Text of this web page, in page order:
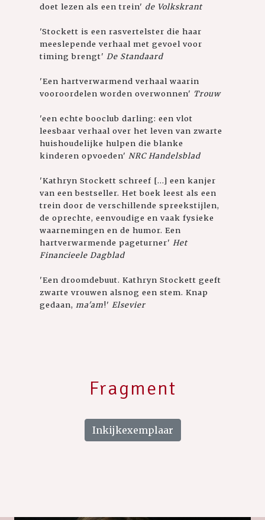
doet lezen als een trein' de Volkskrant
'Stockett is een rasvertelster die haar
meeslepende verhaal met gevoel voor
timing brengt'De Standaard
'Een hartverwarmend verhaal waarin
vooroordelen worden overwonnen' Trouw
'een echte booclub darling: een vlot
leesbaar verhaal over het leven van zwarte
huishoudelijke hulpen die blanke
kinderen opvoeden'NRC Handelsblad
'Kathryn Stockett schreef [...] een kanjer
van een bestseller. Het boek leest als een
trein door de verschillende spreekstijlen,
de oprechte, eenvoudige en vaak fysieke
waarnemingen en de humor. Een
hartverwarmende pageturner'Het
Financieele Dagblad
'Een droomdebuut. Kathryn Stockett geeft
zwarte vrouwen alsnog een stem. Knap
gedaan,ma'am!'Elsevier
Fragment
Inkijkexemplaar